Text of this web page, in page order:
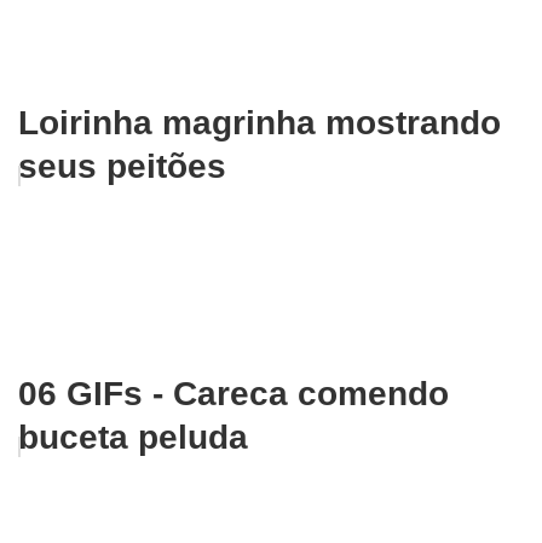
Loirinha magrinha mostrando
seus peitões
06 GIFs - Careca comendo
buceta peluda